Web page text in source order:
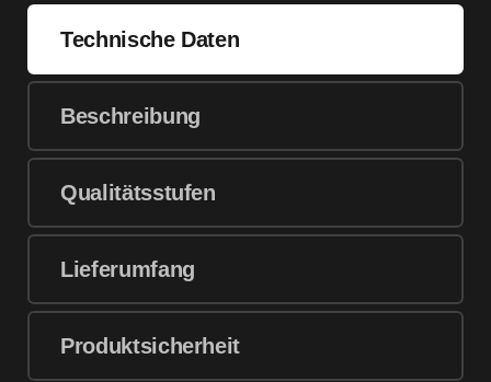
Technische Daten
Beschreibung
Qualitätsstufen
Lieferumfang
Produktsicherheit